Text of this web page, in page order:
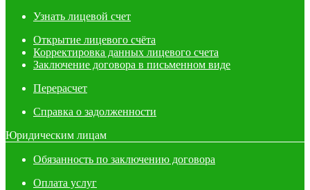
Узнать лицевой счет
Открытие лицевого счёта
Корректировка данных лицевого счета
Заключение договора в письменном виде
Перерасчет
Справка о задолженности
Юридическим лицам
Обязанность по заключению договора
Оплата услуг